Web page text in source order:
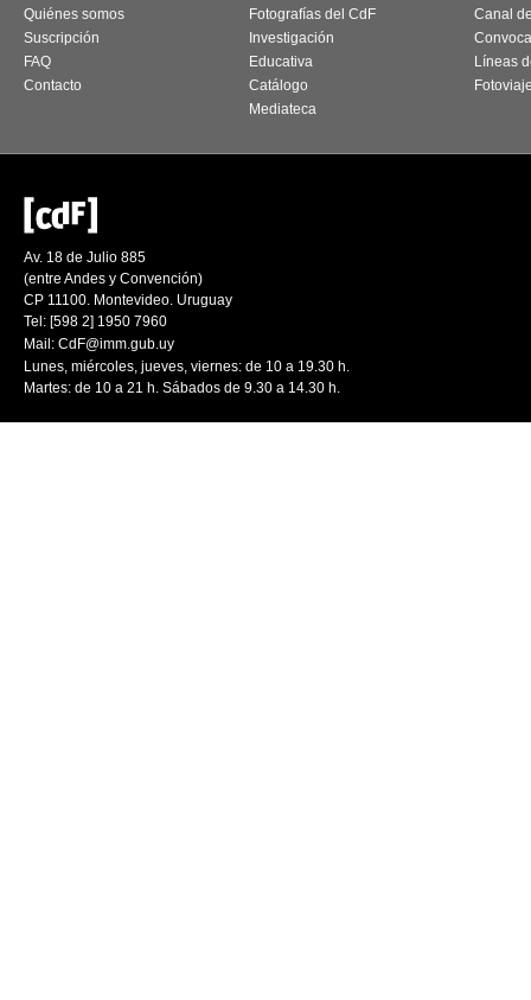
Quiénes somos
Suscripción
FAQ
Contacto
Fotografías del CdF
Investigación
Educativa
Catálogo
Mediateca
Canal
Líneas
Av. 18 de Julio 885
(entre Andes y Convención)
CP 11100. Montevideo. Uruguay
Tel: [598 2] 1950 7960
Mail: CdF@imm.gub.uy
Lunes, miércoles, jueves, viernes: de 10 a 19.30 h.
Martes: de 10 a 21 h. Sábados de 9.30 a 14.30 h.